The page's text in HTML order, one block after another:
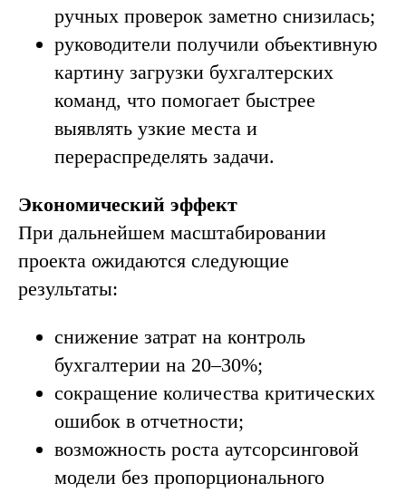
ручных проверок заметно снизилась;
руководители получили объективную
картину загрузки бухгалтерских
команд, что помогает быстрее
выявлять узкие места и
перераспределять задачи.
Экономический эффект
При дальнейшем масштабировании
проекта ожидаются следующие
результаты:
снижение затрат на контроль
бухгалтерии на 20–30%;
сокращение количества критических
ошибок в отчетности;
возможность роста аутсорсинговой
модели без пропорционального